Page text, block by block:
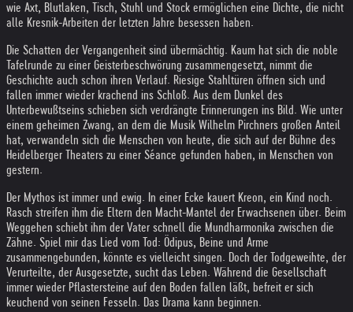
wie Axt, Blutlaken, Tisch, Stuhl und Stock ermöglichen eine Dichte, die nicht
alle Kresnik-Arbeiten der letzten Jahre besessen haben.
Die Schatten der Vergangenheit sind übermächtig. Kaum hat sich die noble
Tafelrunde zu einer Geisterbeschwörung zusammengesetzt, nimmt die
Geschichte auch schon ihren Verlauf. Riesige Stahltüren öffnen sich und
fallen immer wieder krachend ins Schloß. Aus dem Dunkel des
Unterbewußtseins schieben sich verdrängte Erinnerungen ins Bild. Wie unter
einem geheimen Zwang, an dem die Musik Wilhelm Pirchners großen Anteil
hat, verwandeln sich die Menschen von heute, die sich auf der Bühne des
Heidelberger Theaters zu einer Séance gefunden haben, in Menschen von
gestern.
Der Mythos ist immer und ewig. In einer Ecke kauert Kreon, ein Kind noch.
Rasch streifen ihm die Eltern den Macht-Mantel der Erwachsenen über. Beim
Weggehen schiebt ihm der Vater schnell die Mundharmonika zwischen die
Zähne. Spiel mir das Lied vom Tod: Ödipus, Beine und Arme
zusammengebunden, könnte es vielleicht singen. Doch der Todgeweihte, der
Verurteilte, der Ausgesetzte, sucht das Leben. Während die Gesellschaft
immer wieder Pflastersteine auf den Boden fallen läßt, befreit er sich
keuchend von seinen Fesseln. Das Drama kann beginnen.